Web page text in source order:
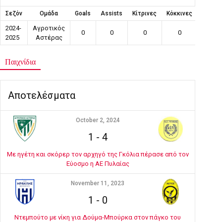
Σεζόν Ομάδα Goals Assists Κίτρινες Κόκκινες
2024-
2025
Αγροτικός
Αστέρας
0 0 0 0
Παιχνίδια
Αποτελέσματα
October 2, 2024
1 - 4
Με ηγέτη και σκόρερ τον αρχηγό της Γκόλια πέρασε από τον
Εύοσμο η ΑΕ Πυλαίας
November 11, 2023
1 - 0
Ντεμπούτο με νίκη για Δούμα-Μπούρκα στον πάγκο του